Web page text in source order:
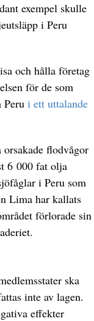
exempel skulle
i Peru
och hålla företag
för de som
Peru i ett uttalande
flodvågor
6 000 fat olja
i Peru som
Lima har kallats
förlorade sin
ska
inte av lagen.
effekter